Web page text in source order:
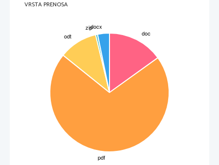
francoskem dvoru je postal član dvornega orkestra; bil je ljubljenec Ludvika 14. Ter najbolj
Skladatelji spet svobodneje in izdatnejše uporabljajo kromatiko in disonanco, močno se ramakne
kontrapunkt, inštrumentalna glasba doseže sijajen razcvet. Dokončno je izvedena ostra delitev med
arijo in recitativom.
VRSTA PRENOSA